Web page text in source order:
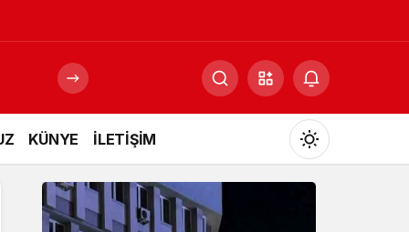
KÜNYE İLETİŞİM
Mod
değiştir